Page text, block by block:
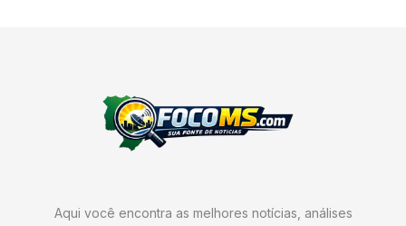
Aqui você encontra as melhores notícias, análises